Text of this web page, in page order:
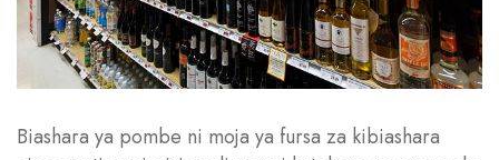
Biashara ya pombe ni moja ya fursa za kibiashara